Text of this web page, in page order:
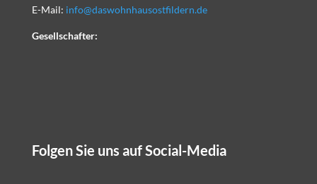
E-Mail: info@daswohnhausostfildern.de
Gesellschafter:
Folgen Sie uns auf Social-Media